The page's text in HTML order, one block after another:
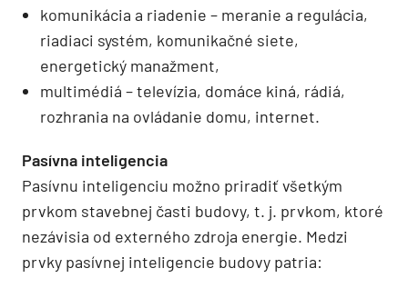
komunikácia a riadenie – meranie a regulácia,
riadiaci systém, komunikačné siete,
energetický manažment,
multimédiá – televízia, domáce kiná, rádiá,
rozhrania na ovládanie domu, internet.
Pasívna inteligencia
Pasívnu inteligenciu možno priradiť všetkým
prvkom stavebnej časti budovy, t. j. prvkom, ktoré
nezávisia od externého zdroja energie. Medzi
prvky pasívnej inteligencie budovy patria: